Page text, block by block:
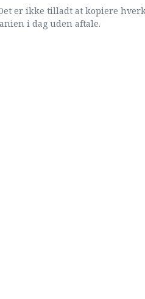
Det er ikke tilladt at kopiere
i dag uden aftale.